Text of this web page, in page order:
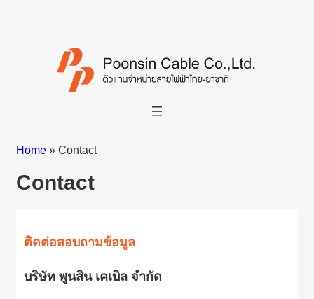
Home » Contact
Contact
ติดต่อสอบถามข้อมูล
บริษัท พูนสิน เคเบิล จำกัด